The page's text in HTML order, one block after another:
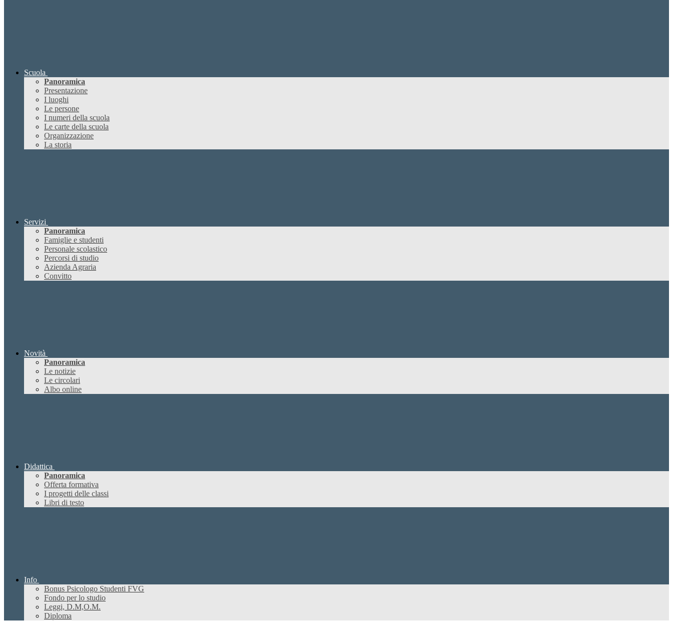
Scuola
Panoramica
Presentazione
I luoghi
Le persone
I numeri della scuola
Le carte della scuola
Organizzazione
La storia
Servizi
Panoramica
Famiglie e studenti
Personale scolastico
Percorsi di studio
Azienda Agraria
Convitto
Novità
Panoramica
Le notizie
Le circolari
Albo online
Didattica
Panoramica
Offerta formativa
I progetti delle classi
Libri di testo
Info
Bonus Psicologo Studenti FVG
Fondo per lo studio
Leggi, D.M,O.M.
Diploma